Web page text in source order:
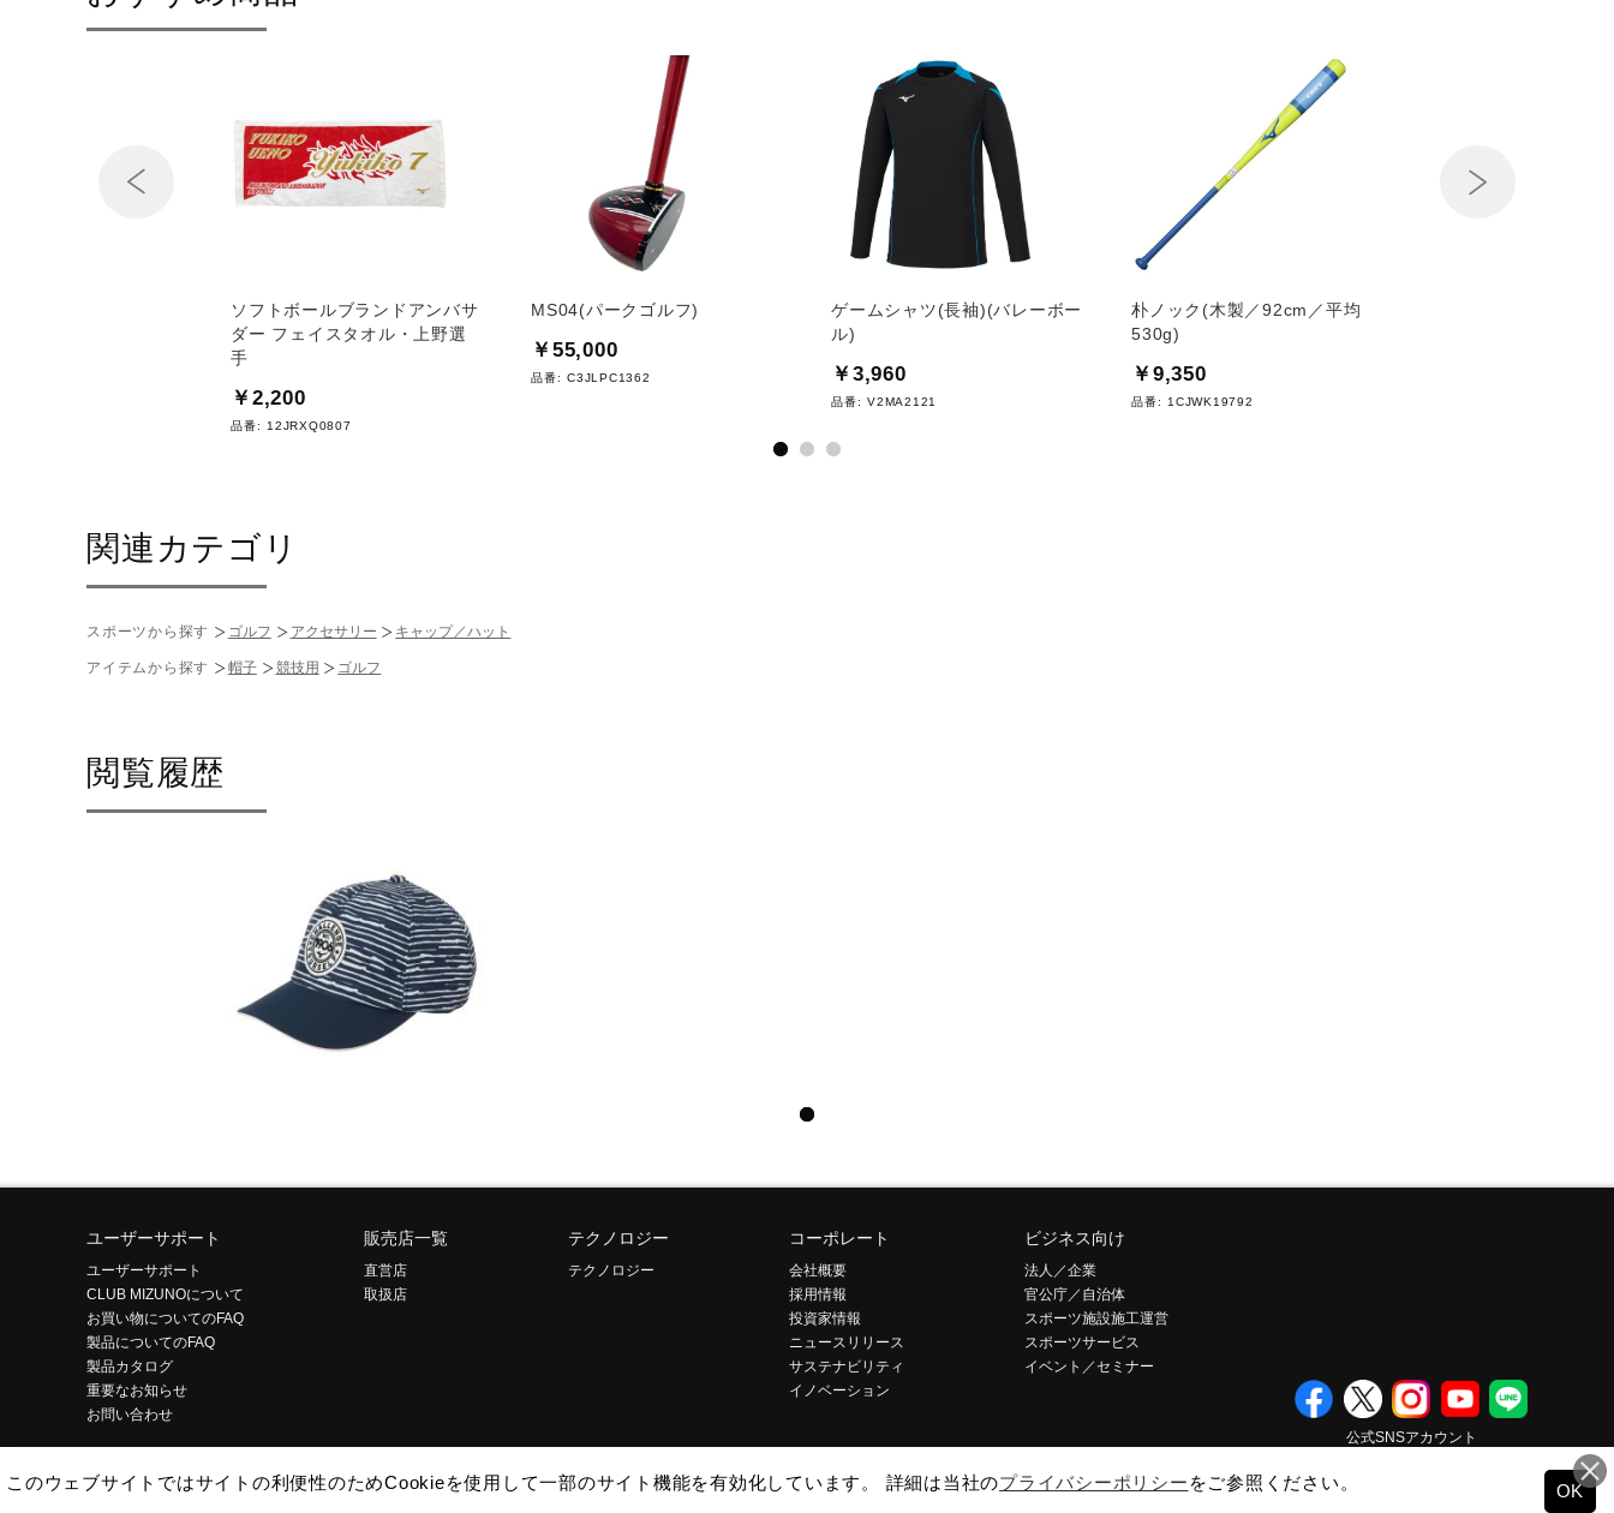
ソフトボールブランドアンバサ
ダー フェイスタオル・上野選
手
￥2,200
品番: 12JRXQ0807
MS04(パークゴルフ)
￥55,000
品番: C3JLPC1362
ゲームシャツ(長袖)(バレーボー
ル)
￥3,960
品番: V2MA2121
朴ノック(木製／92cm／平均
530g)
￥9,350
品番: 1CJWK19792
関連カテゴリ
スポーツから探す ゴルフ アクセサリー キャップ／ハット
アイテムから探す 帽子 競技用 ゴルフ
閲覧履歴
ユーザーサポート
ユーザーサポート
CLUB MIZUNOについて
お買い物についてのFAQ
製品についてのFAQ
製品カタログ
重要なお知らせ
お問い合わせ
販売店一覧
直営店
取扱店
テクノロジー
テクノロジー
コーポレート
会社概要
採用情報
投資家情報
ニュースリリース
サステナビリティ
イノベーション
ビジネス向け
法人／企業
官公庁／自治体
スポーツ施設施工運営
スポーツサービス
イベント／セミナー
公式SNSアカウント
企業情報 ご利用条件 プライバシーポリシー 特定商取引法 OK
このウェブサイトではサイトの利便性のためCookieを使用して一部のサイト機能を有効化しています。 詳細は当社のプライバシーポリシー をご参照ください。